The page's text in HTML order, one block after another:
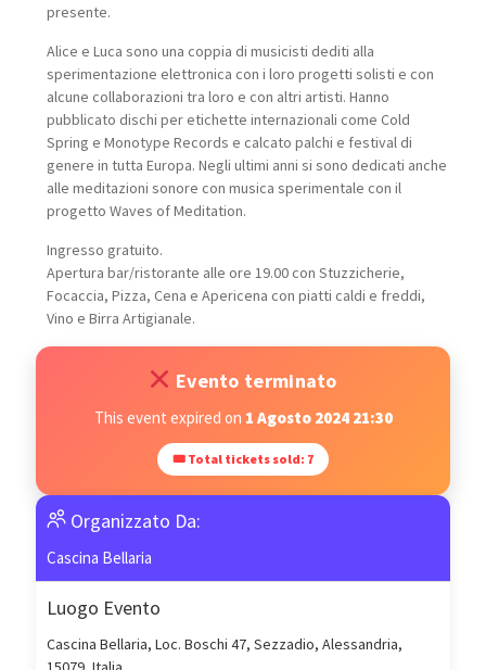
presente.
Alice e Luca sono una coppia di musicisti dediti alla
sperimentazione elettronica con i loro progetti solisti e con
alcune collaborazioni tra loro e con altri artisti. Hanno
pubblicato dischi per etichette internazionali come Cold
Spring e Monotype Records e calcato palchi e festival di
genere in tutta Europa. Negli ultimi anni si sono dedicati anche
alle meditazioni sonore con musica sperimentale con il
progetto Waves of Meditation.
Ingresso gratuito.
Apertura bar/ristorante alle ore 19.00 con Stuzzicherie,
Focaccia, Pizza, Cena e Apericena con piatti caldi e freddi,
Vino e Birra Artigianale.
Evento terminato
This event expired on 1 Agosto 2024 21:30
🎟 Total tickets sold: 7
Organizzato Da:
Cascina Bellaria
Luogo Evento
Cascina Bellaria, Loc. Boschi 47, Sezzadio, Alessandria,